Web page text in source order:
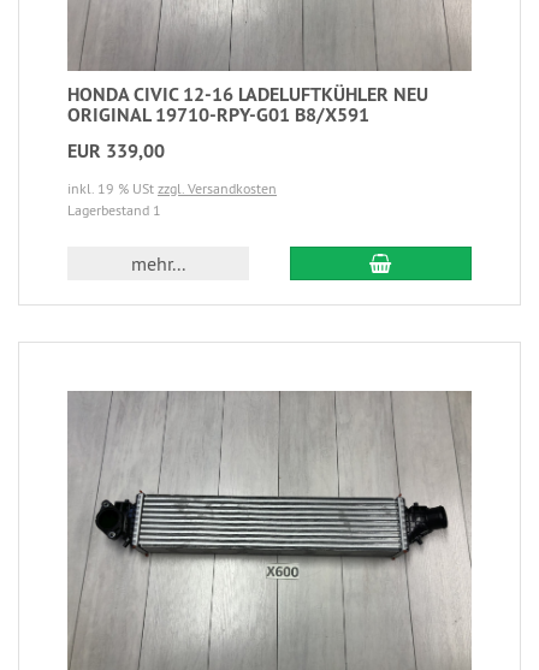
HONDA CIVIC 12-16 LADELUFTKÜHLER NEU
ORIGINAL 19710-RPY-G01 B8/X591
EUR 339,00
inkl. 19 % USt zzgl. Versandkosten
Lagerbestand 1
mehr...